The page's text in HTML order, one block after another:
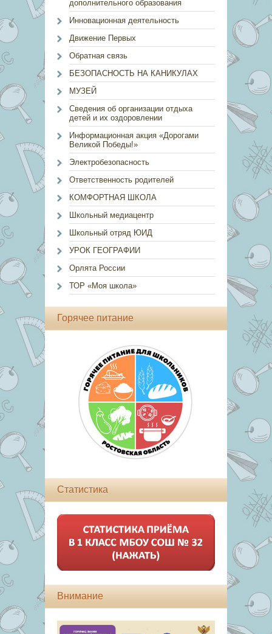
дополнительного образования
Инновационная деятельность
Движение Первых
Обратная связь
БЕЗОПАСНОСТЬ НА КАНИКУЛАХ
МУЗЕЙ
Сведения об организации отдыха
детей и их оздоровлении
Информационная акция «Дорогами
Великой Победы!»
Электробезопасность
Ответственность родителей
КОМФОРТНАЯ ШКОЛА
Школьный медиацентр
Школьный отряд ЮИД
УРОК ГЕОГРАФИИ
Орлята России
ТОР «Моя школа»
Горячее питание
Статистика
Внимание